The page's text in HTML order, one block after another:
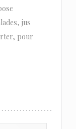
jus
pour
JANELA))